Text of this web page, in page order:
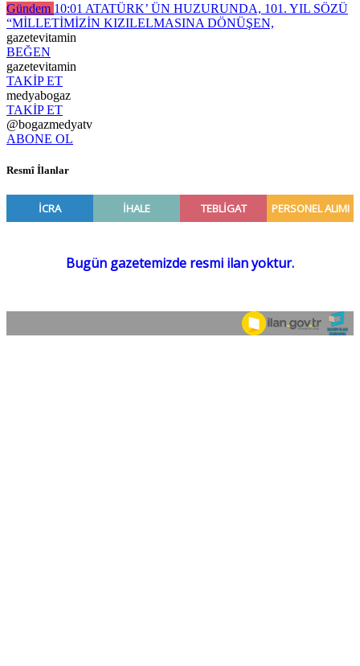
Gündem 10:01 ATATÜRK’ ÜN HUZURUNDA, 101. YIL SÖZÜ
“MİLLETİMİZİN KIZILELMASINA DÖNÜŞEN,
gazetevitamin
BEĞEN
gazetevitamin
TAKİP ET
medyabogaz
TAKİP ET
@bogazmedyatv
ABONE OL
Resmî İlanlar